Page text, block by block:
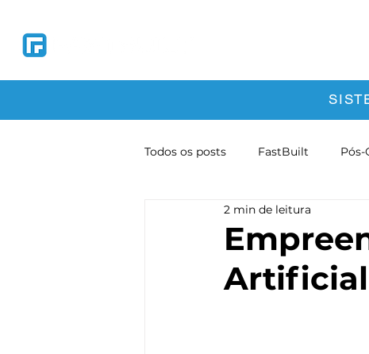
Todos os posts FastBuilt Pós-
Normas Técnicas
Artificial
2 min de leitura